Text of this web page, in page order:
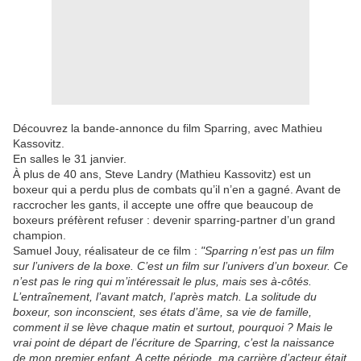
Découvrez la bande-annonce du film Sparring, avec Mathieu
Kassovitz.
En salles le 31 janvier.
À plus de 40 ans, Steve Landry (Mathieu Kassovitz) est un
boxeur qui a perdu plus de combats qu’il n’en a gagné. Avant de
raccrocher les gants, il accepte une offre que beaucoup de
boxeurs préfèrent refuser : devenir sparring-partner d’un grand
champion.
Samuel Jouy, réalisateur de ce film : "Sparring n’est pas un film
sur l’univers de la boxe. C’est un film sur l’univers d’un boxeur. Ce
n’est pas le ring qui m’intéressait le plus, mais ses à-côtés.
L’entraînement, l’avant match, l’après match. La solitude du
boxeur, son inconscient, ses états d’âme, sa vie de famille,
comment il se lève chaque matin et surtout, pourquoi ? Mais le
vrai point de départ de l’écriture de Sparring, c’est la naissance
de mon premier enfant. A cette période, ma carrière d’acteur était